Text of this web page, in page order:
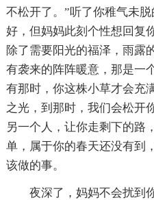
不松开了。”听了你稚气未
好，但妈妈此刻个性想回复
除了需要阳光的福泽，雨露
有袭来的阵阵暖意，那是一
有那时，你这株小草才会充
之光，到那时，我们会松开
另一个人，让你走剩下的路
单，属于你的春天还没有到
该做的事。
夜深了，妈妈不会扰到